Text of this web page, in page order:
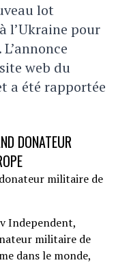
lot
l’Ukraine pour
web du
a été rapportée
DONATEUR
Independent,
militaire de
dans le monde,